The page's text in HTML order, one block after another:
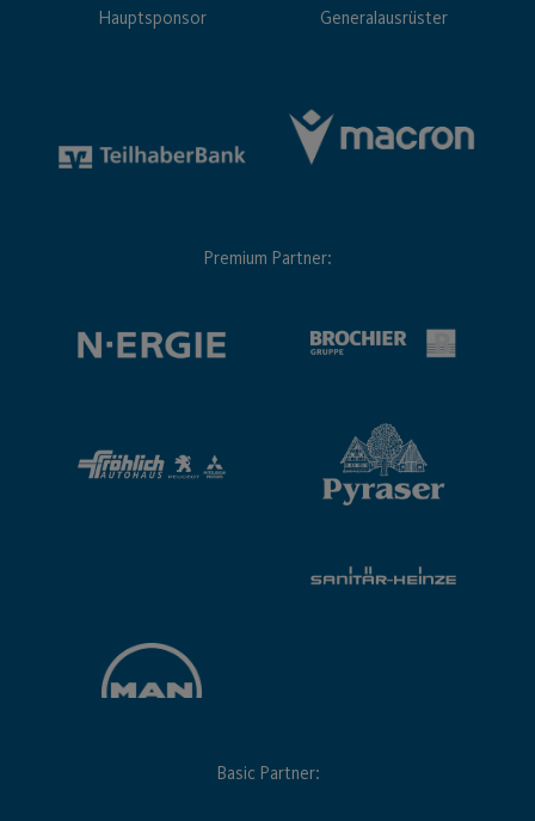
Hauptsponsor Generalausrüster
Premium Partner:
Basic Partner: